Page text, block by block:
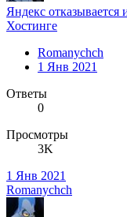
Яндекс отказывается
Хостинге
Romanychch
1 Янв 2021
Ответы
0
Просмотры
3K
1 Янв 2021
Romanychch